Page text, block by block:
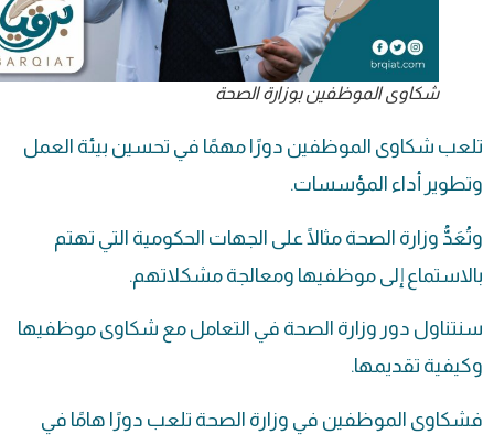
شكاوى الموظفين بوزارة الصحة
تلعب شكاوى الموظفين دورًا مهمًا في تحسين بيئة العمل
وتطوير أداء المؤسسات.
وتُعَدُّ وزارة الصحة مثالًا على الجهات الحكومية التي تهتم
بالاستماع إلى موظفيها ومعالجة مشكلاتهم.
سنتناول دور وزارة الصحة في التعامل مع شكاوى موظفيها
وكيفية تقديمها.
فشكاوى الموظفين في وزارة الصحة تلعب دورًا هامًا في